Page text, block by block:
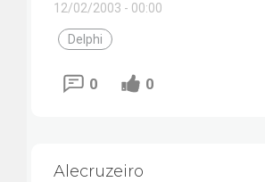
12/02/2003 - 00:00
Delphi
0 0
Alecruzeiro